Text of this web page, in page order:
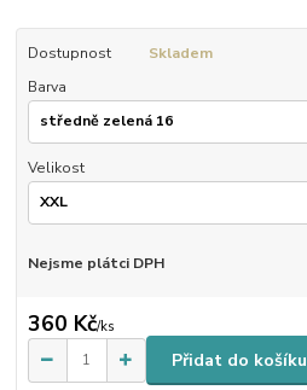
Dostupnost
Skladem
Barva
Velikost
Nejsme plátci DPH
360 Kč/ks
Přidat do košíku